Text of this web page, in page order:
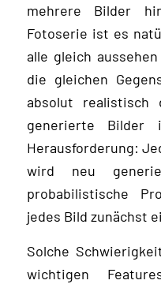
mehrere Bilder
Fotoserie ist es
alle gleich
die gleichen
absolut
generierte Bilder
Herausforderung:
wird neu
probabilistische
jedes Bild zunächst
Solche
wichtigen